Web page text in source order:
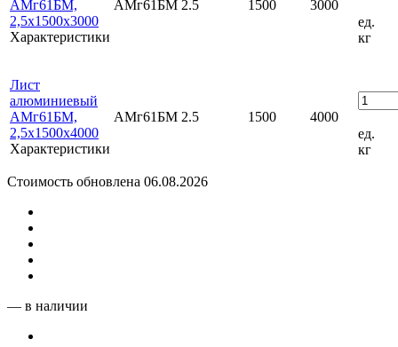
АМг61БМ,
2,5х1500х3000
Характеристики
АМг61БМ 2.5 1500
3000
ед.
кг
Лист
алюминиевый
АМг61БМ,
2,5х1500х4000
Характеристики
АМг61БМ 2.5 1500
4000
ед.
кг
Стоимость обновлена 06.08.2026
— в наличии